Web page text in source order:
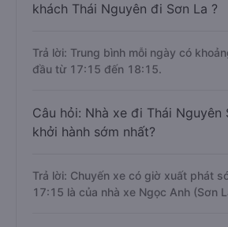
khách Thái Nguyên đi Sơn La ?
Trả lời: Trung bình mỗi ngày có
đầu từ 17:15 đến 18:15.
Câu hỏi: Nhà xe đi Thái Nguyên
khởi hành sớm nhất?
Trả lời: Chuyến xe có giờ xuất phát
17:15 là của nhà xe Ngọc Anh (Sơn